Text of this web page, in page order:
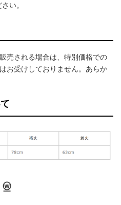
い。
売される場合は、特別価格での
お受けしておりません。あらか